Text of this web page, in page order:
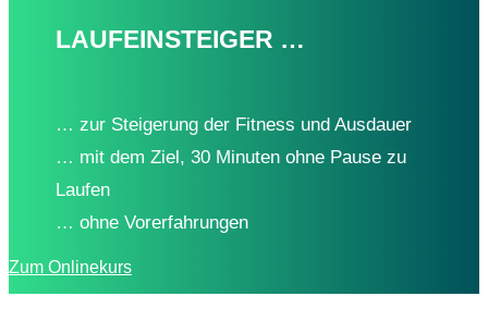
LAUFEINSTEIGER …
… zur Stei­ge­rung der Fitness und Ausdauer
… mit dem Ziel, 30 Minu­ten ohne Pause zu
Laufen
… ohne Vorerfahrungen
Zum Online­kurs